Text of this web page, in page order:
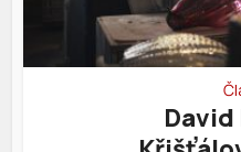
David